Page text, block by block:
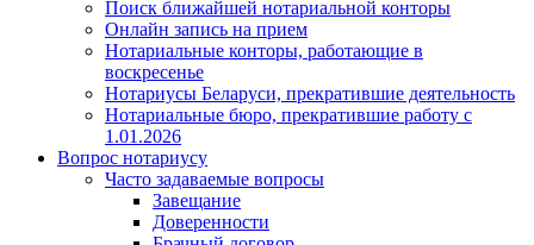
Поиск ближайшей нотариальной конторы
Онлайн запись на прием
Нотариальные конторы, работающие в
воскресенье
Нотариусы Беларуси, прекратившие деятельность
Нотариальные бюро, прекратившие работу с
1.01.2026
Вопрос нотариусу
Часто задаваемые вопросы
Завещание
Доверенности